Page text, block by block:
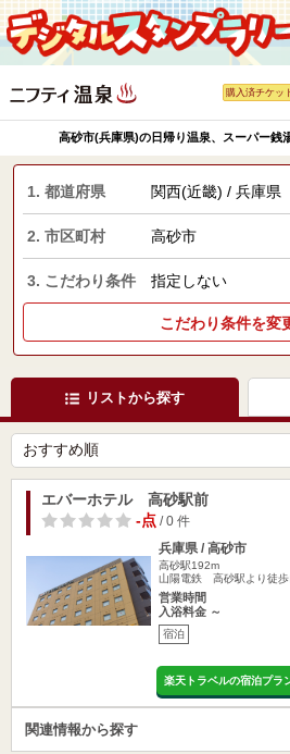
購入済チケッ
高砂市(兵庫県)の日帰り温泉、スーパー銭
1. 都道府県 関西(近畿) / 兵庫県
2. 市区町村 高砂市
3. こだわり条件 指定しない
こだわり条件を変
リストから探す
エバーホテル 高砂駅前
-点/ 0 件
兵庫県 / 高砂市
高砂駅192m
山陽電鉄 高砂駅より徒歩
営業時間
入浴料金 ～
宿泊
楽天トラベルの宿泊プラ
関連情報から探す